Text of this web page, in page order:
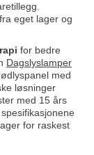
eget lager og
for bedre
Dagslyslamper
med
løsninger
med 15 års
for raskest